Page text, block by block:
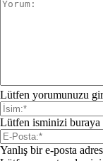
Lütfen yorumunuzu
Lütfen isminizi
Yanlış bir e-posta